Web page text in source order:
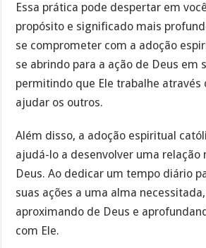
Essa prática pode despertar em
propósito e significado mais
se comprometer com a adoção
se abrindo para a ação de Deus em
permitindo que Ele trabalhe através
ajudar os outros.
Além disso, a adoção espiritual
ajudá-lo a desenvolver uma relação
Deus. Ao dedicar um tempo diário
suas ações a uma alma
aproximando de Deus e
com Ele.